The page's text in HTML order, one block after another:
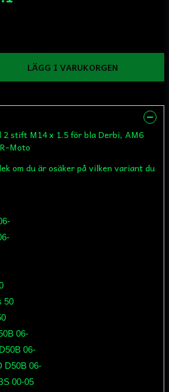
LÄGG I VARUKORGEN
2 stift M14 x 1.5 för bla Derbi, AM6
Moto
om du är osäker på vilken variant du
50
06-
06-
D50B 06-
00-05